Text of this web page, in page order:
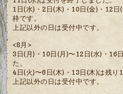
1日(水)・2日(木)・10日(金)・12
枠です。
上記以外の日は受付中です。
<8月>
3日(月)・10日(月)〜12日(水)・16
た。
4日(火)〜6日(木)・13日(木)は残り
上記以外の日は受付中です。